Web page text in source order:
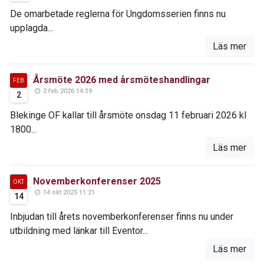
De omarbetade reglerna för Ungdomsserien finns nu
upplagda...
Läs mer
FEB
2
Årsmöte 2026 med årsmöteshandlingar
2 feb 2026 14:39
Blekinge OF kallar till årsmöte onsdag 11 februari 2026 kl
1800...
Läs mer
OKT
14
Novemberkonferenser 2025
14 okt 2025 11:21
Inbjudan till årets novemberkonferenser finns nu under
utbildning med länkar till Eventor...
Läs mer